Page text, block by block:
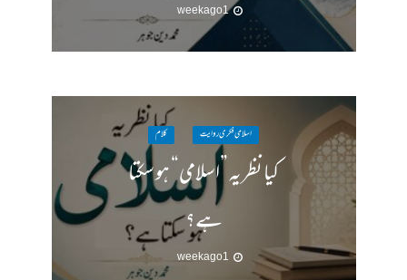
1 week ago
اسلامی فکری روایت کلام
کیا نظریہ ”اسلامی“ ہو سکتا
ہے؟
1 week ago